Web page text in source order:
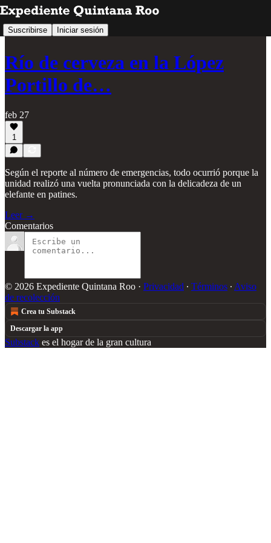
Suscribirse Iniciar sesión
Río de cerveza en la López
Portillo de…
feb 27
1
Según el reporte al número de emergencias, todo ocurrió porque la
unidad realizó una vuelta pronunciada con la delicadeza de un
elefante en patines.
Leer →
Comentarios
© 2026 Expediente Quintana Roo · Privacidad ∙ Términos ∙ Aviso
de recolección
Crea tu Substack
Descargar la app
Substack es el hogar de la gran cultura